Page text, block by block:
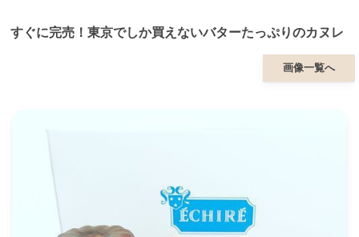
すぐに完売！東京でしか買えないバターたっぷりのカヌレ
画像一覧へ